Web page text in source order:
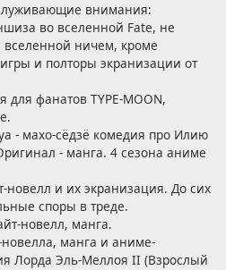
внимания:
во вселенной Fate, не
вселенной ничем, кроме
и полторы экранизации от
фанатов TYPE-MOON,
- махо-сёдзё комедия про Илию
- манга. 4 сезона аниме
новелл и их экранизация. До сих
споры в треде.
новелл, манга.
манга и аниме-
Лорда Эль-Меллоя II (Взрослый